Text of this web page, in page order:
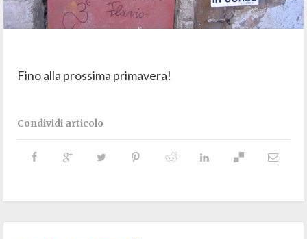
Fino alla prossima primavera!
Condividi articolo